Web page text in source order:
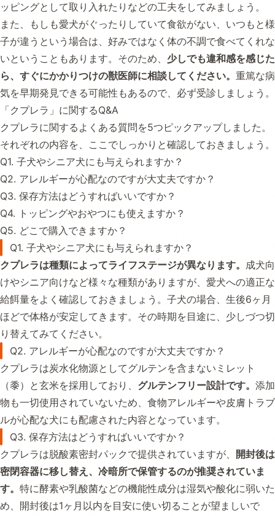
ッピングとして取り入れたりなどの工夫をしてみましょう。
また、もしも愛犬がぐったりしていて食欲がない、いつもと様
子が違うという場合は、好みではなく体の不調で食べてくれな
いということもあります。そのため、 少しでも違和感を感じた
ら、すぐにかかりつけの獣医師に相談してください。 重篤な病
気を早期発見できる可能性もあるので、必ず受診しましょう。
「クプレラ」に関するQ&A
クプレラに関するよくある質問を5つピックアップしました。
それぞれの内容を、ここでしっかりと確認しておきましょう。
Q1. 子犬やシニア犬にも与えられますか？
Q2. アレルギーが心配なのですが大丈夫ですか？
Q3. 保存方法はどうすればいいですか？
Q4. トッピングやおやつにも使えますか？
Q5. どこで購入できますか？
Q1. 子犬やシニア犬にも与えられますか？
クプレラは種類によってライフステージが異なります。 成犬向
けやシニア向けなど様々な種類がありますが、愛犬への適正な
給餌量をよく確認しておきましょう。子犬の場合、生後6ヶ月
ほどで体格が安定してきます。その時期を目途に、少しづつ切
り替えてみてください。
Q2. アレルギーが心配なのですが大丈夫ですか？
クプレラは炭水化物源としてグルテンを含まないミレット
（黍）と玄米を採用しており、 グルテンフリー設計です。 添加
物も一切使用されていないため、食物アレルギーや皮膚トラブ
ルが心配な犬にも配慮された内容となっています。
Q3. 保存方法はどうすればいいですか？
クプレラは脱酸素密封パックで提供されていますが、 開封後は
密閉容器に移し替え、冷暗所で保管するのが推奨されていま
す。 特に酵素や乳酸菌などの機能性成分は湿気や酸化に弱いた
め、開封後は1ヶ月以内を目安に使い切ることが望ましいで